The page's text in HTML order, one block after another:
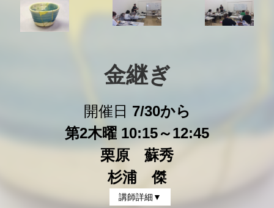
金継ぎ
開催日 7/30から
第2木曜 10:15～12:45
栗原 蘇秀
杉浦 傑
講師詳細▼